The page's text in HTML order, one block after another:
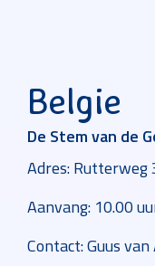
Belgie
De Stem van de
Adres: Rutterweg
Aanvang: 10.00
Contact: Guus